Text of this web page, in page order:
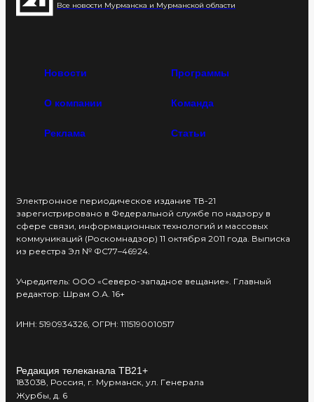
Все новости Мурманска и Мурманской области
Новости Программы
О компании Команда
Реклама Статьи
Электронное периодическое издание ТВ-21
зарегистрировано в Федеральной службе по надзору в
сфере связи, информационных технологий и массовых
коммуникаций (Роскомнадзор) 11 октября 2011 года. Выписка
из реестра Эл № ФС77–46924.
Учредитель: ООО «Северо-западное вещание». Главный
редактор: Шрам О.А. 16+
ИНН: 5190934326, ОГРН: 1115190010517
Редакция телеканала ТВ21+
183038, Россия, г. Мурманск, ул. Генерала
Журбы, д. 6